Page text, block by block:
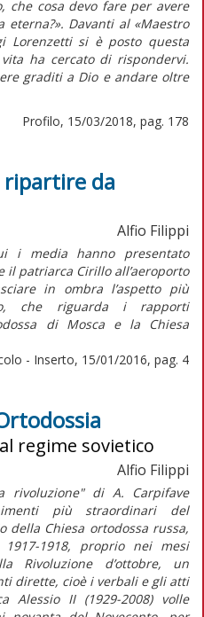
che cosa devo fare per avere
eterna?». Davanti al «Maestro
Lorenzetti si è posto questa
ha cercato di rispondervi.
graditi a Dio e andare oltre
Profilo, 15/03/2018, pag. 178
ripartire da
Alfio Filippi
i media hanno presentato
il patriarca Cirillo all’aeroporto
in ombra l’aspetto più
che riguarda i rapporti
di Mosca e la Chiesa
- Inserto, 15/01/2016, pag. 4
regime sovietico
Alfio Filippi
rivoluzione" di A. Carpifave
più straordinari del
della Chiesa ortodossa russa,
1918, proprio nei mesi
Rivoluzione d’ottobre, un
dirette, cioè i verbali e gli atti
Alessio II (1929-2008) volle